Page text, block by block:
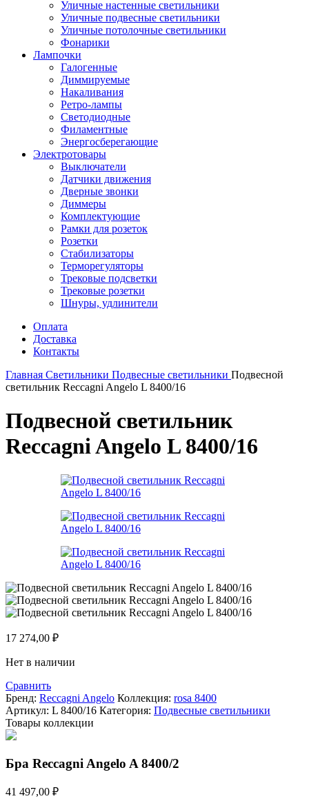
Уличные настенные светильники
Уличные подвесные светильники
Уличные потолочные светильники
Фонарики
Лампочки
Галогенные
Диммируемые
Накаливания
Ретро-лампы
Светодиодные
Филаментные
Энергосберегающие
Электротовары
Выключатели
Датчики движения
Дверные звонки
Диммеры
Комплектующие
Рамки для розеток
Розетки
Стабилизаторы
Терморегуляторы
Трековые подсветки
Трековые розетки
Шнуры, удлинители
Оплата
Доставка
Контакты
Главная Светильники Подвесные светильники Подвесной
светильник Reccagni Angelo L 8400/16
Подвесной светильник
Reccagni Angelo L 8400/16
17 274,00 ₽
Нет в наличии
Сравнить
Бренд: Reccagni Angelo Коллекция: rosa 8400
Артикул: L 8400/16 Категория: Подвесные светильники
Товары коллекции
Бра Reccagni Angelo A 8400/2
41 497,00 ₽